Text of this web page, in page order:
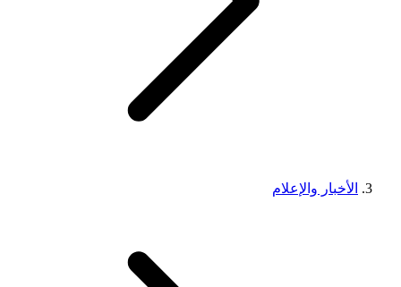
الأخبار والإعلام